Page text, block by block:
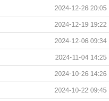
2024-12-26 20:05
2024-12-19 19:22
2024-12-06 09:34
2024-11-04 14:25
2024-10-26 14:26
2024-10-22 09:45